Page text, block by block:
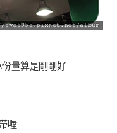
量算是剛剛好
喔